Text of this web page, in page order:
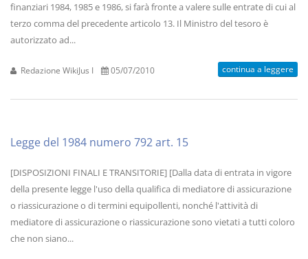
finanziari 1984, 1985 e 1986, si farà fronte a valere sulle entrate di cui al
terzo comma del precedente articolo 13. Il Ministro del tesoro è
autorizzato ad...
Redazione WikiJus I 05/07/2010 continua a leggere
Legge del 1984 numero 792 art. 15
[DISPOSIZIONI FINALI E TRANSITORIE] [Dalla data di entrata in vigore
della presente legge l'uso della qualifica di mediatore di assicurazione
o riassicurazione o di termini equipollenti, nonché l'attività di
mediatore di assicurazione o riassicurazione sono vietati a tutti coloro
che non siano...